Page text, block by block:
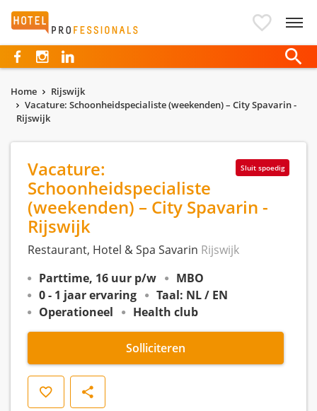
Hotelprofessionals
Home
Rijswijk
Vacature: Schoonheidspecialiste (weekenden) – City Spavarin -
Rijswijk
Sluit spoedig
Vacature:
Schoonheidspecialiste
(weekenden) – City Spavarin -
Rijswijk
Restaurant, Hotel & Spa Savarin Rijswijk
Parttime, 16 uur p/w
MBO
0 - 1 jaar ervaring
Taal: NL / EN
Operationeel
Health club
Solliciteren
Opslaan Delen